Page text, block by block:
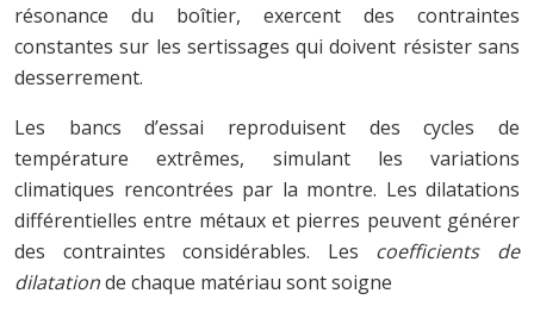
résonance du boîtier, exercent des contraintes
constantes sur les sertissages qui doivent résister sans
desserrement.
Les bancs d’essai reproduisent des cycles de
température extrêmes, simulant les variations
climatiques rencontrées par la montre. Les dilatations
différentielles entre métaux et pierres peuvent générer
des contraintes considérables. Les coefficients de
dilatationde chaque matériau sont soigne